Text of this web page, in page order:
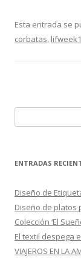
e
b
k
itt
er
Esta entrada se
corbatas,
u
c
r
:
ENTRADAS
Diseño de
Diseño de platos
Colección ‘El
El textil despega
VIAJEROS EN LA